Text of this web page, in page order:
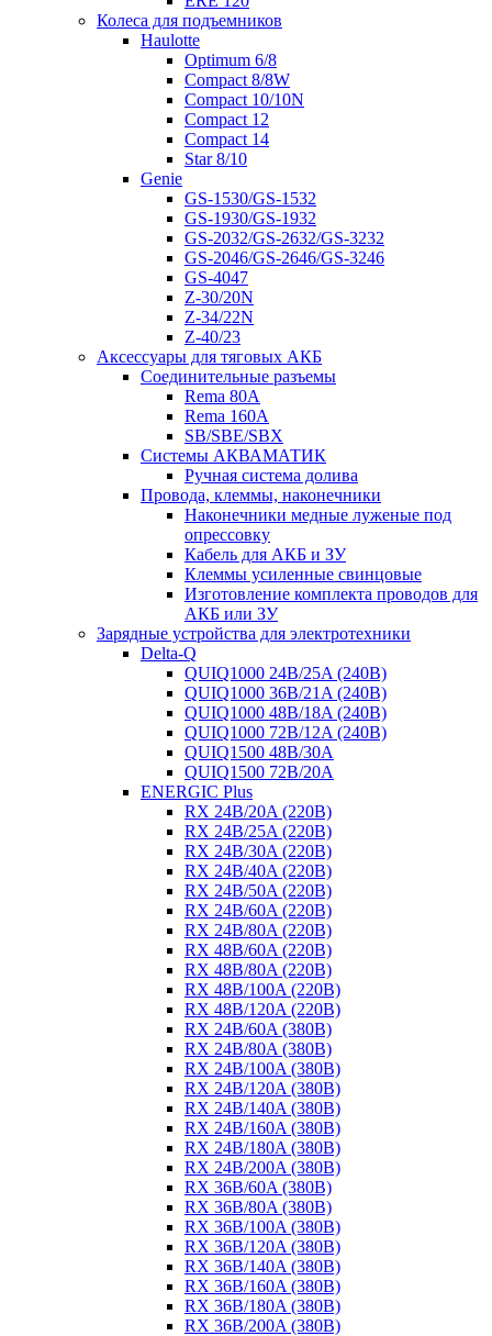
Колеса для подъемников
Haulotte
Optimum 6/8
Compact 8/8W
Compact 10/10N
Compact 12
Compact 14
Star 8/10
Genie
GS-1530/GS-1532
GS-1930/GS-1932
GS-2032/GS-2632/GS-3232
GS-2046/GS-2646/GS-3246
GS-4047
Z-30/20N
Z-34/22N
Z-40/23
Аксессуары для тяговых АКБ
Соединительные разъемы
Rema 80A
Rema 160A
SB/SBE/SBX
Системы АКВАМАТИК
Ручная система долива
Провода, клеммы, наконечники
Наконечники медные луженые под
опрессовку
Кабель для АКБ и ЗУ
Клеммы усиленные свинцовые
Изготовление комплекта проводов для
АКБ или ЗУ
Зарядные устройства для электротехники
Delta-Q
QUIQ1000 24B/25A (240B)
QUIQ1000 36B/21A (240B)
QUIQ1000 48B/18A (240B)
QUIQ1000 72B/12A (240B)
QUIQ1500 48B/30A
QUIQ1500 72B/20A
ENERGIC Plus
RX 24B/20A (220B)
RX 24B/25A (220B)
RX 24B/30A (220B)
RX 24B/40A (220B)
RX 24B/50A (220B)
RX 24B/60A (220B)
RX 24B/80A (220B)
RX 48B/60A (220B)
RX 48B/80A (220B)
RX 48B/100A (220B)
RX 48B/120A (220B)
RX 24B/60A (380B)
RX 24B/80A (380B)
RX 24B/100A (380B)
RX 24B/120A (380B)
RX 24B/140A (380B)
RX 24B/160A (380B)
RX 24B/180A (380B)
RX 24B/200A (380B)
RX 36B/60A (380B)
RX 36B/80A (380B)
RX 36B/100A (380B)
RX 36B/120A (380B)
RX 36B/140A (380B)
RX 36B/160A (380B)
RX 36B/180A (380B)
RX 36B/200A (380B)